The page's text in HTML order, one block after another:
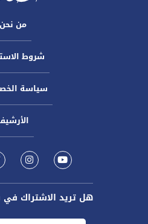
من نحن
شروط
سياسة
هل تريد الاشتراك في